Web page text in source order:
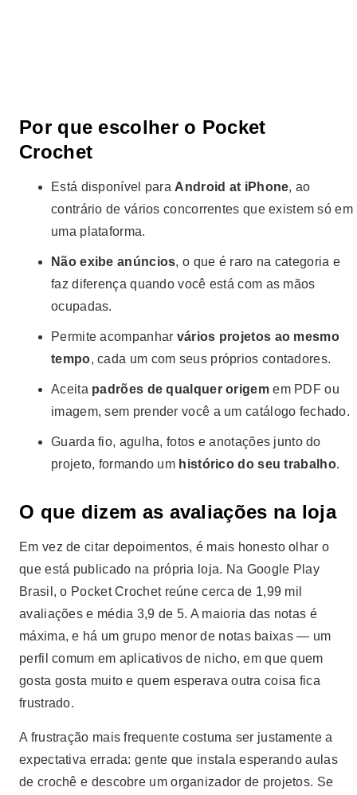
Por que escolher o Pocket
Crochet
Está disponível para Android at iPhone, ao
contrário de vários concorrentes que existem só em
uma plataforma.
Não exibe anúncios, o que é raro na categoria e
faz diferença quando você está com as mãos
ocupadas.
Permite acompanhar vários projetos ao mesmo
tempo, cada um com seus próprios contadores.
Aceita padrões de qualquer origemem PDF ou
imagem, sem prender você a um catálogo fechado.
Guarda fio, agulha, fotos e anotações junto do
projeto, formando um histórico do seu trabalho.
O que dizem as avaliações na loja
Em vez de citar depoimentos, é mais honesto olhar o
que está publicado na própria loja. Na Google Play
Brasil, o Pocket Crochet reúne cerca de 1,99 mil
avaliações e média 3,9 de 5. A maioria das notas é
máxima, e há um grupo menor de notas baixas — um
perfil comum em aplicativos de nicho, em que quem
gosta gosta muito e quem esperava outra coisa fica
frustrado.
A frustração mais frequente costuma ser justamente a
expectativa errada: gente que instala esperando aulas
de crochê e descobre um organizador de projetos. Se